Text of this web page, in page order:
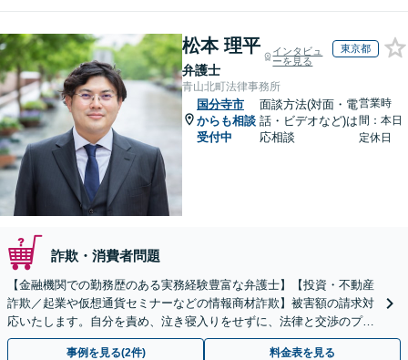
松本 理平
弁護士
インタビュ
ーを見る
東京都
青山北町法律事務所
国分寺市
からも相談
受付中
面談方法(対面・電
話・ビデオなど)は
応相談
営業時
間：本日
定休日
詐欺・消費者問題
【金融機関での勤務歴のある実務経験豊富な弁護士】【投資・不動産
詐欺／起業や仮想通貨セミナーなどの情報商材詐欺】被害額の請求対
応いたします。自分を責め、泣き寝入りをせずに、法律と交渉のプロ
にまずはご相談ください。【表参道駅から徒歩3分】
事例を見る(2件) 料金表を見る